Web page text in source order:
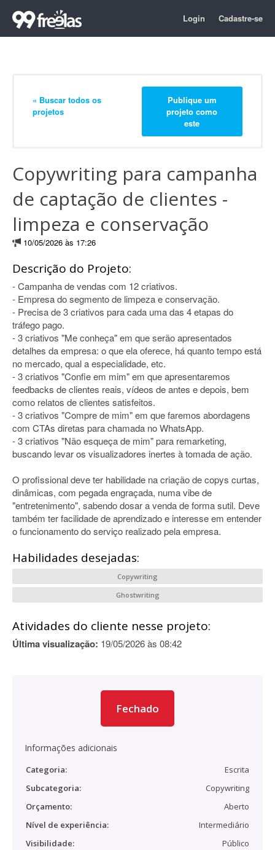
Login Cadastre-se
« Buscar todos os
projetos
Publique um
projeto como
este
Copywriting para campanha
de captação de clientes -
limpeza e conservação
10/05/2026 às 17:26
Descrição do Projeto:
- Campanha de vendas com 12 criativos.
- Empresa do segmento de limpeza e conservação.
- Precisa de 3 criativos para cada uma das 4 etapas do
tráfego pago.
- 3 criativos "Me conheça" em que serão apresentados
detalhes da empresa: o que ela oferece, há quanto tempo está
no mercado, qual a especialidade, etc.
- 3 criativos "Confie em mim" em que apresentaremos
feedbacks de clientes reais, vídeos de antes e depois, bem
como relatos de clientes satisfeitos.
- 3 criativos "Compre de mim" em que faremos abordagens
com CTAs diretas para chamada no WhatsApp.
- 3 criativos "Não esqueça de mim" para remarketing,
buscando levar os visualizadores inertes à tomada de ação.
O profissional deve ter habilidade na criação de copys curtas,
dinâmicas, com pegada engraçada, numa vibe de
"entretenimento", sabendo dosar a venda de forma sutil. Deve
também ter facilidade de aprendizado e interesse em entender
o funcionamento do serviço realizado pela empresa.
Habilidades desejadas:
Copywriting
Ghostwriting
Atividades do cliente nesse projeto:
Última visualização: 19/05/2026 às 08:42
Fechado
Informações adicionais
Categoria:
Escrita
Subcategoria:
Copywriting
Orçamento:
Aberto
Nível de experiência:
Intermediário
Visibilidade:
Público